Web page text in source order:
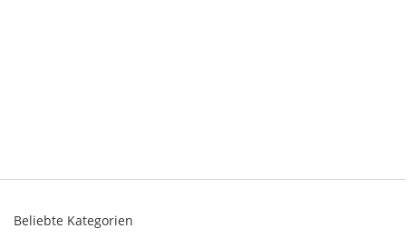
Beliebte Kategorien